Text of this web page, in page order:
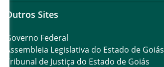
Outros Sites
Governo Federal
Assembleia Legislativa do Estado de Goiás
Tribunal de Justiça do Estado de Goiás